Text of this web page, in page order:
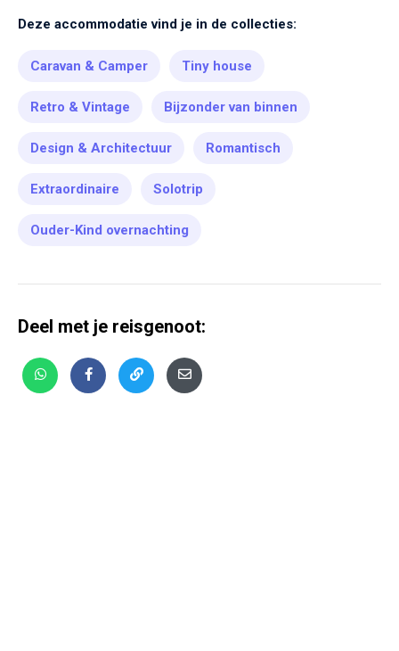
Deze accommodatie vind je in de collecties:
Caravan & Camper Tiny house
Retro & Vintage Bijzonder van binnen
Design & Architectuur Romantisch
Extraordinaire Solotrip
Ouder-Kind overnachting
Deel met je reisgenoot: